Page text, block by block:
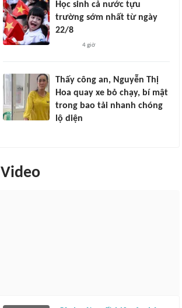
Học sinh cả nước tựu
trường sớm nhất từ ngày
22/8
4 giờ
Thấy công an, Nguyễn Thị
Hoa quay xe bỏ chạy, bí mật
trong bao tải nhanh chóng
lộ diện
Video